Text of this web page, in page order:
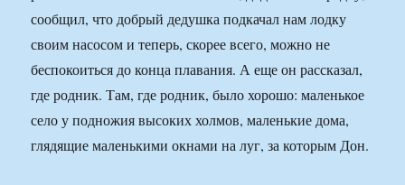
сообщил, что добрый дедушка подкачал нам лодку
своим насосом и теперь, скорее всего, можно не
беспокоиться до конца плавания. А еще он рассказал,
где родник. Там, где родник, было хорошо: маленькое
село у подножия высоких холмов, маленькие дома,
глядящие маленькими окнами на луг, за которым Дон.